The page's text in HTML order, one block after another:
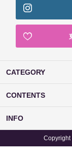
CATEGORY
CONTENTS
INFO
Copyright